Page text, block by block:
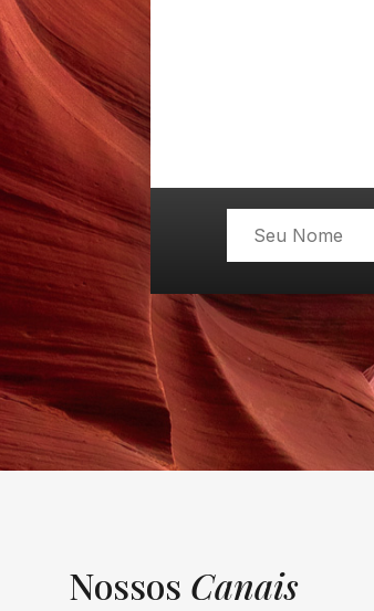
Nossos Canais